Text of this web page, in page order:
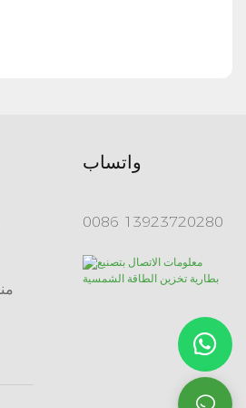
واتساب
0086 13923720280